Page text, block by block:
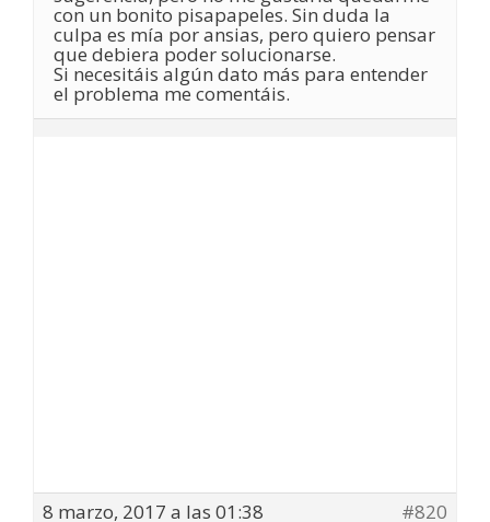
con un bonito pisapapeles. Sin duda la
culpa es mía por ansias, pero quiero pensar
que debiera poder solucionarse.
Si necesitáis algún dato más para entender
el problema me comentáis.
8 marzo, 2017 a las 01:38 #820